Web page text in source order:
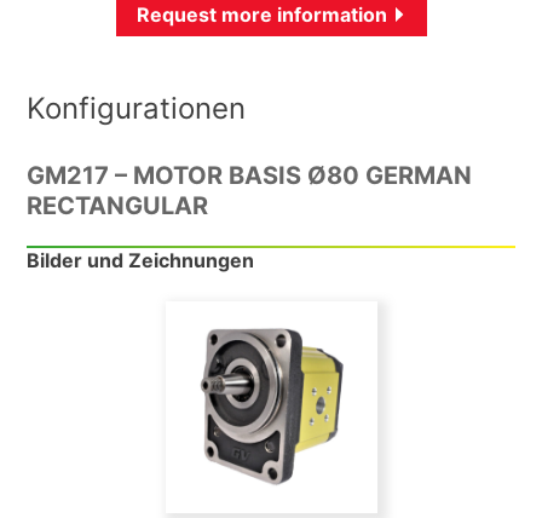
Request more information
Konfigurationen
GM217 – MOTOR BASIS Ø80 GERMAN
RECTANGULAR
Bilder und Zeichnungen